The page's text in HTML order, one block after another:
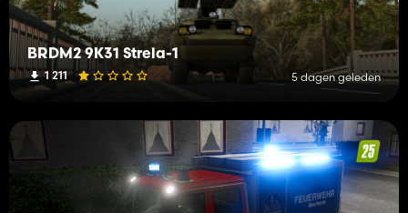
BRDM2 9K31 Strela-1
1 211 5 dagen geleden